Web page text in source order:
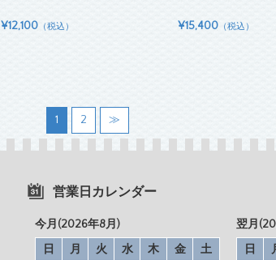
¥12,100 （税込） ¥15,400 （税込）
1 2 ≫
営業日カレンダー
今月(2026年8月)
日
月 火 水 木 金
土
翌月
日